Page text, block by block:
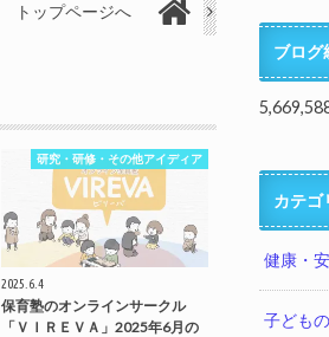
トップページへ
研究・研修・その他アイディア
2025.6.4
保育塾のオンラインサークル
「ＶＩＲＥＶＡ」2025年6月の
ブログ
カテゴ
健康・
子ども